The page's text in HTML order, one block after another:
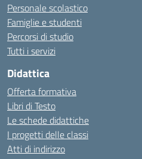
Personale scolastico
Famiglie e studenti
Percorsi di studio
Tutti i servizi
Didattica
Offerta formativa
Libri di Testo
Le schede didattiche
I progetti delle classi
Atti di indirizzo